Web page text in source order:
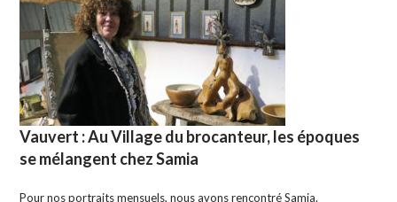
Vauvert : Au Village du brocanteur, les époques
se mélangent chez Samia
Pour nos portraits mensuels, nous avons rencontré Samia.